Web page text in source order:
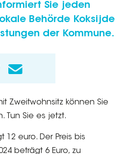
Sie jeden
Behörde Koksijde
der Kommune.
Zweitwohnsitz können Sie
Tun Sie es jetzt.
12 euro. Der Preis bis
beträgt 6 Euro, zu